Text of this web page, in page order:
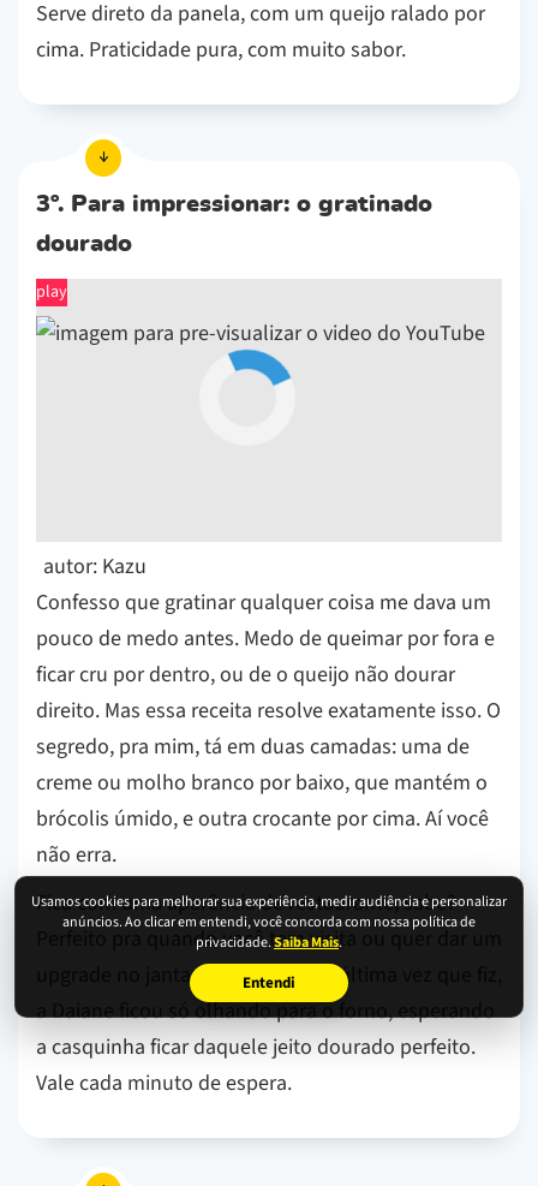
Usamos cookies para melhorar sua experiência, medir audiência e personalizar
anúncios. Ao clicar em entendi, você concorda com nossa política de
privacidade.Saiba Mais.
Entendi
Serve direto da panela, com um queijo ralado por
cima. Praticidade pura, com muito sabor.
3º. Para impressionar: o gratinado
dourado
play
autor: Kazu
Confesso que gratinar qualquer coisa me dava um
pouco de medo antes. Medo de queimar por fora e
ficar cru por dentro, ou de o queijo não dourar
direito. Mas essa receita resolve exatamente isso. O
segredo, pra mim, tá em duas camadas: uma de
creme ou molho branco por baixo, que mantém o
brócolis úmido, e outra crocante por cima. Aí você
não erra.
Fica com uma aparência de restaurante, sabe?
Perfeito pra quando você tem visita ou quer dar um
upgrade no jantar de domingo. A última vez que fiz,
a Daiane ficou só olhando para o forno, esperando
a casquinha ficar daquele jeito dourado perfeito.
Vale cada minuto de espera.